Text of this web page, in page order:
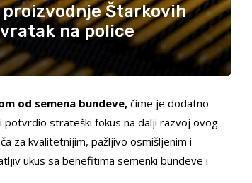
Štarkovih
na police
od semena bundeve,čime je dodatno
potvrdio strateški fokus na dalji razvoj ovog
za kvalitetnijim, pažljivo osmišljenim i
ukus sa benefitima semenki bundeve i